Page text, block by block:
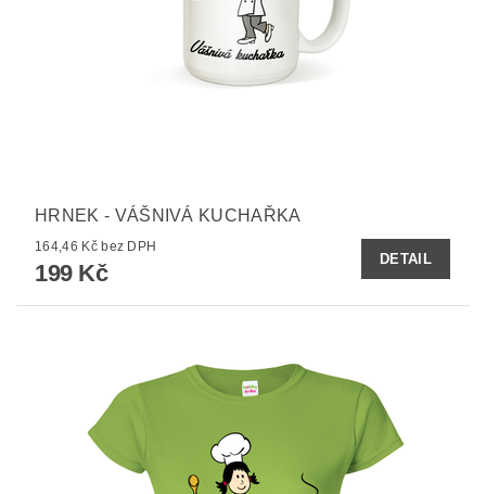
HRNEK - VÁŠNIVÁ KUCHAŘKA
164,46 Kč bez DPH
199 Kč
DETAIL